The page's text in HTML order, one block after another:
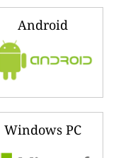
Android
Windows PC